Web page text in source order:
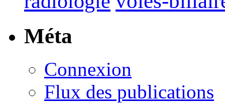
Méta
Connexion
Flux des publications